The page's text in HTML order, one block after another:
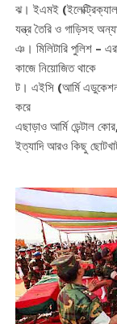
ঝ। ইএমই (ইলেক্ট্রিক্যাল
যন্ত্র তৈরি ও গাড়িসহ
ঞ। মিলিটারি পুলিশ –
কাজে নিয়োজিত থাকে
ট। এইসি (আর্মি এডুকেশন
করে
এছাড়াও আর্মি ডেন্টাল
ইত্যাদি আরও কিছু